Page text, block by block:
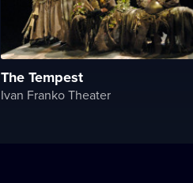
The Tempest
Ivan Franko Theater